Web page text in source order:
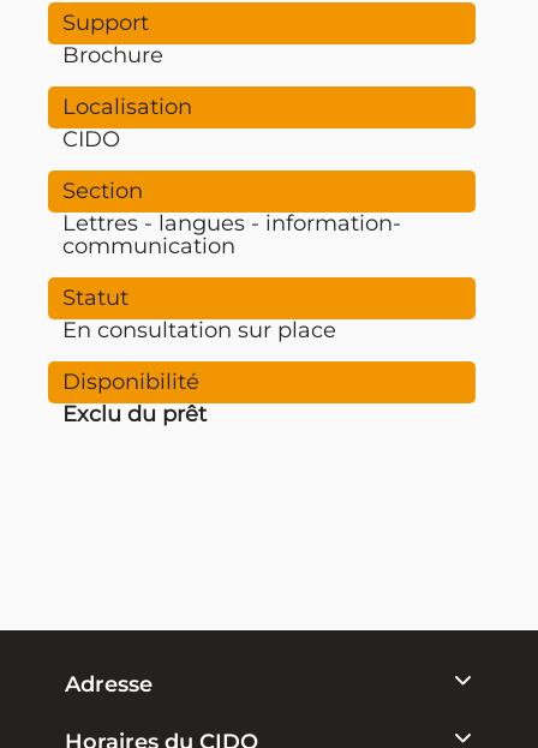
Brochure
CIDO
Lettres - langues - information-
communication
En consultation sur place
Exclu du prêt
Adresse
Horaires du CIDO